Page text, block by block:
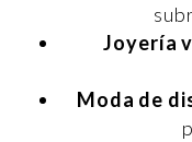
Joyería
Moda de